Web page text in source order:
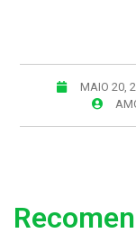
MAIO 20,